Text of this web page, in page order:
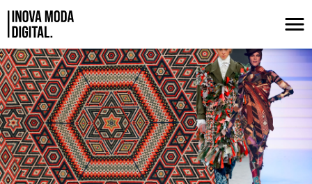
Pular para o Conteúdo principal
Feito à mão - Patchwork De retalho